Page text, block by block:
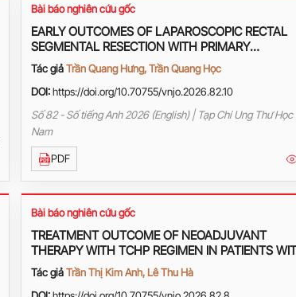
Bài báo nghiên cứu gốc
EARLY OUTCOMES OF LAPAROSCOPIC RECTAL
SEGMENTAL RESECTION WITH PRIMARY
ANASTOMOSIS IN THE TREATMENT OF RECTAL
CANCER AT VIET TIEP FRIENDSHIP HOSPITAL
Tác giảTrần Quang Hưng, Trần Quang Học
DOI:https://doi.org/10.70755/vnjo.2026.82.10
Số 82 - Số tiếng Anh 2026 (English) | Tạp Chí Ung Thư Học
Nam
PDF
Bài báo nghiên cứu gốc
TREATMENT OUTCOME OF NEOADJUVANT
THERAPY WITH TCHP REGIMEN IN PATIENTS
HER2+ BREAST CANCER AT HANOI ONCOLOGY
HOSPITAL
Tác giảTrần Thị Kim Anh, Lê Thu Hà